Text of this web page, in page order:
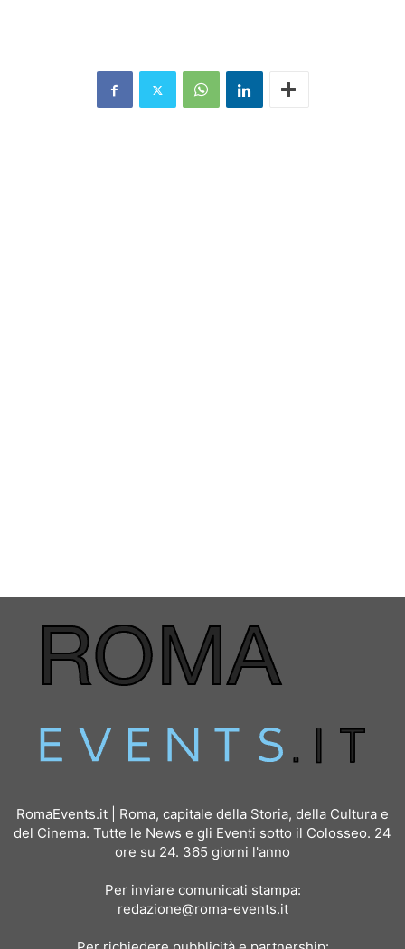
RomaEvents.it | Roma, capitale della Storia, della Cultura e
del Cinema. Tutte le News e gli Eventi sotto il Colosseo. 24
ore su 24. 365 giorni l'anno
Per inviare comunicati stampa:
redazione@roma-events.it